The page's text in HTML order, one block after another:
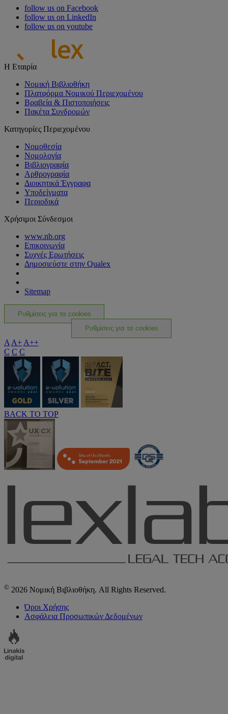
follow us on Facebook
follow us on LinkedIn
follow us on youtube
Η Εταιρία
Νομική Βιβλιοθήκη
Πλατφόρμα Νομικού Περιεχομένου
Βραβεία & Πιστοποιήσεις
Πακέτα Συνδρομών
Κατηγορίες Περιεχομένου
Νομοθεσία
Νομολογία
Βιβλιογραφία
Αρθρογραφία
Διοικητικά Έγγραφα
Υποδείγματα
Περιοδικά
Χρήσιμοι Σύνδεσμοι
www.nb.org
Επικοινωνία
Συχνές Ερωτήσεις
Δημοσιεύστε στην Qualex
Sitemap
Ρυθμίσεις για τα cookies
Ρυθμίσεις για τα cookies
A A+ A++
C C C
BACK TO TOP
© 2026 Νομική Βιβλιοθήκη. All Rights Reserved.
Όροι Χρήσης
Ασφάλεια Προσωπικών Δεδομένων